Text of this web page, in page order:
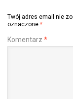
Twój adres email nie
oznaczone *
Komentarz *